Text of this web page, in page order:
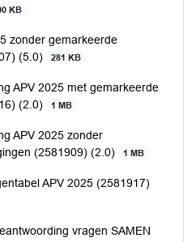
KB
zonder gemarkeerde
(5.0)
281 KB
APV 2025 met gemarkeerde
(2.0)
1 MB
APV 2025 zonder
(2581909) (2.0)
1 MB
APV 2025 (2581917)
vragen SAMEN